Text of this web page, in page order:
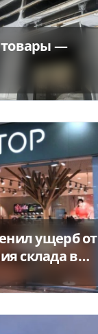
товары —
ущерб от
склада в